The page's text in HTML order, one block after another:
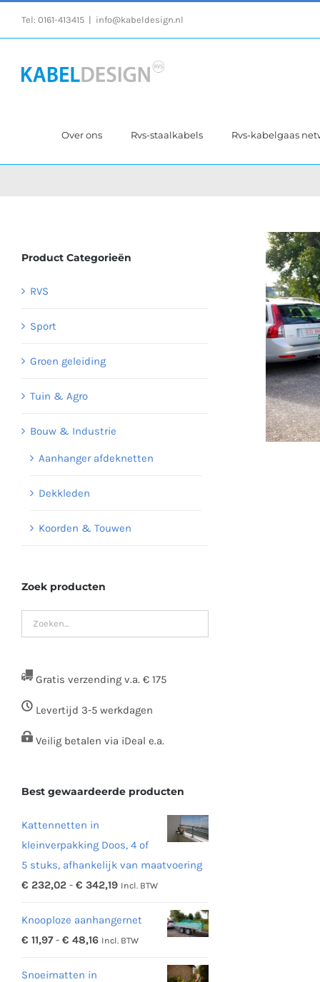
Tel: 0161-413415 info@kabeldesign.nl
Over ons Rvs-staalkabels Rvs-kabelgaas
Product Categorieën
RVS
Sport
Groen geleiding
Tuin & Agro
Bouw & Industrie
Aanhanger afdeknetten
Dekkleden
Koorden & Touwen
Zoek producten
Gratis verzending v.a. € 175
Levertijd 3-5 werkdagen
Veilig betalen via iDeal e.a.
Best gewaardeerde producten
Kattennetten in
kleinverpakking Doos, 4 of
5 stuks, afhankelijk van maatvoering
€ 232,02 - € 342,19Prijsklasse:
tot
€ 342,19
Incl. BTW
Knooploze aanhangernet
€ 11,97 - € 48,16Prijsklasse:
Incl. BTW
Snoeimatten in